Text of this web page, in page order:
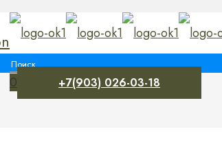
0 +7(903) 026-03-18